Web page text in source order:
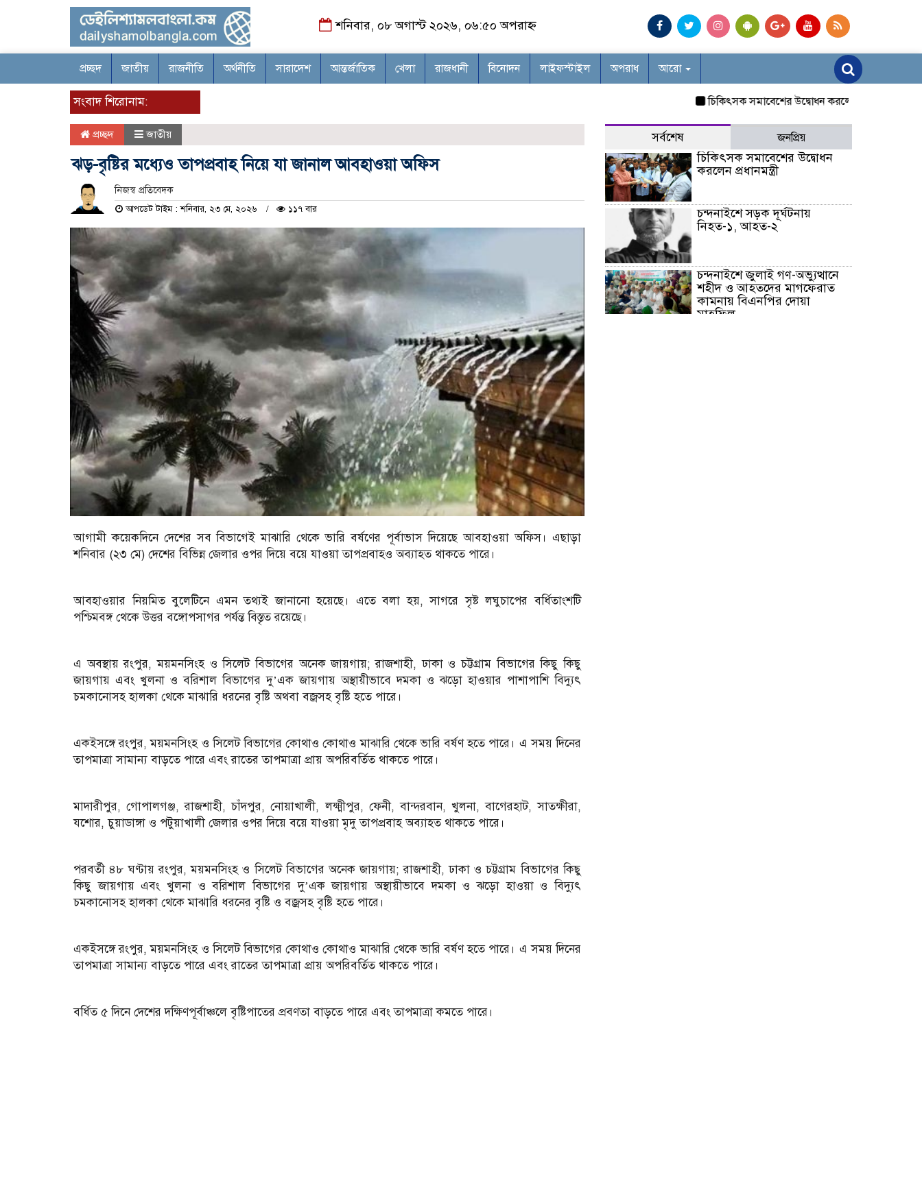
শনিবার, ০৮ অগাস্ট ২০২৬, ০৬:৫০ অপরাহ্ন
প্রচ্ছদ জাতীয় রাজনীতি অর্থনীতি সারাদেশ আন্তর্জাতিক খেলা রাজধানী বিনোদন লাইফস্টাইল অপরাধ আরো
সংবাদ শিরোনাম: চিকিৎসক সমাবেশের উদ্বোধন করলেন প্রধানমন্ত্রী
প্রচ্ছদ জাতীয়
ঝড়-বৃষ্টির মধ্যেও তাপপ্রবাহ নিয়ে যা জানাল আবহাওয়া অফিস
নিজস্ব প্রতিবেদক
আপডেট টাইম : শনিবার, ২৩ মে, ২০২৬ ১১৭ বার
আগামী কয়েকদিনে দেশের সব বিভাগেই মাঝারি থেকে ভারি বর্ষণের পূর্বাভাস দিয়েছে আবহাওয়া অফিস। এছাড়া
শনিবার (২৩ মে) দেশের বিভিন্ন জেলার ওপর দিয়ে বয়ে যাওয়া তাপপ্রবাহও অব্যাহত থাকতে পারে।
আবহাওয়ার নিয়মিত বুলেটিনে এমন তথ্যই জানানো হয়েছে। এতে বলা হয়, সাগরে সৃষ্ট লঘুচাপের বর্ধিতাংশটি
পশ্চিমবঙ্গ থেকে উত্তর বঙ্গোপসাগর পর্যন্ত বিস্তৃত রয়েছে।
এ অবস্থায় রংপুর, ময়মনসিংহ ও সিলেট বিভাগের অনেক জায়গায়; রাজশাহী, ঢাকা ও চট্টগ্রাম বিভাগের কিছু কিছু
জায়গায় এবং খুলনা ও বরিশাল বিভাগের দু’এক জায়গায় অস্থায়ীভাবে দমকা ও ঝড়ো হাওয়ার পাশাপাশি বিদ্যুৎ
চমকানোসহ হালকা থেকে মাঝারি ধরনের বৃষ্টি অথবা বজ্রসহ বৃষ্টি হতে পারে।
একইসঙ্গে রংপুর, ময়মনসিংহ ও সিলেট বিভাগের কোথাও কোথাও মাঝারি থেকে ভারি বর্ষণ হতে পারে। এ সময় দিনের
তাপমাত্রা সামান্য বাড়তে পারে এবং রাতের তাপমাত্রা প্রায় অপরিবর্তিত থাকতে পারে।
মাদারীপুর, গোপালগঞ্জ, রাজশাহী, চাঁদপুর, নোয়াখালী, লক্ষ্মীপুর, ফেনী, বান্দরবান, খুলনা, বাগেরহাট, সাতক্ষীরা,
যশোর, চুয়াডাঙ্গা ও পটুয়াখালী জেলার ওপর দিয়ে বয়ে যাওয়া মৃদু তাপপ্রবাহ অব্যাহত থাকতে পারে।
পরবর্তী ৪৮ ঘণ্টায় রংপুর, ময়মনসিংহ ও সিলেট বিভাগের অনেক জায়গায়; রাজশাহী, ঢাকা ও চট্টগ্রাম বিভাগের কিছু
কিছু জায়গায় এবং খুলনা ও বরিশাল বিভাগের দু’এক জায়গায় অস্থায়ীভাবে দমকা ও ঝড়ো হাওয়া ও বিদ্যুৎ
চমকানোসহ হালকা থেকে মাঝারি ধরনের বৃষ্টি ও বজ্রসহ বৃষ্টি হতে পারে।
একইসঙ্গে রংপুর, ময়মনসিংহ ও সিলেট বিভাগের কোথাও কোথাও মাঝারি থেকে ভারি বর্ষণ হতে পারে। এ সময় দিনের
তাপমাত্রা সামান্য বাড়তে পারে এবং রাতের তাপমাত্রা প্রায় অপরিবর্তিত থাকতে পারে।
বর্ধিত ৫ দিনে দেশের দক্ষিণপূর্বাঞ্চলে বৃষ্টিপাতের প্রবণতা বাড়তে পারে এবং তাপমাত্রা কমতে পারে।
সর্বশেষ জনপ্রিয়
চিকিৎসক সমাবেশের উদ্বোধন
করলেন প্রধানমন্ত্রী
চন্দনাইশে সড়ক দূর্ঘটনায়
নিহত-১, আহত-২
চন্দনাইশে জুলাই গণ-অভ্যুত্থানে
শহীদ ও আহতদের মাগফেরাত
কামনায় বিএনপির দোয়া
মাহফিল